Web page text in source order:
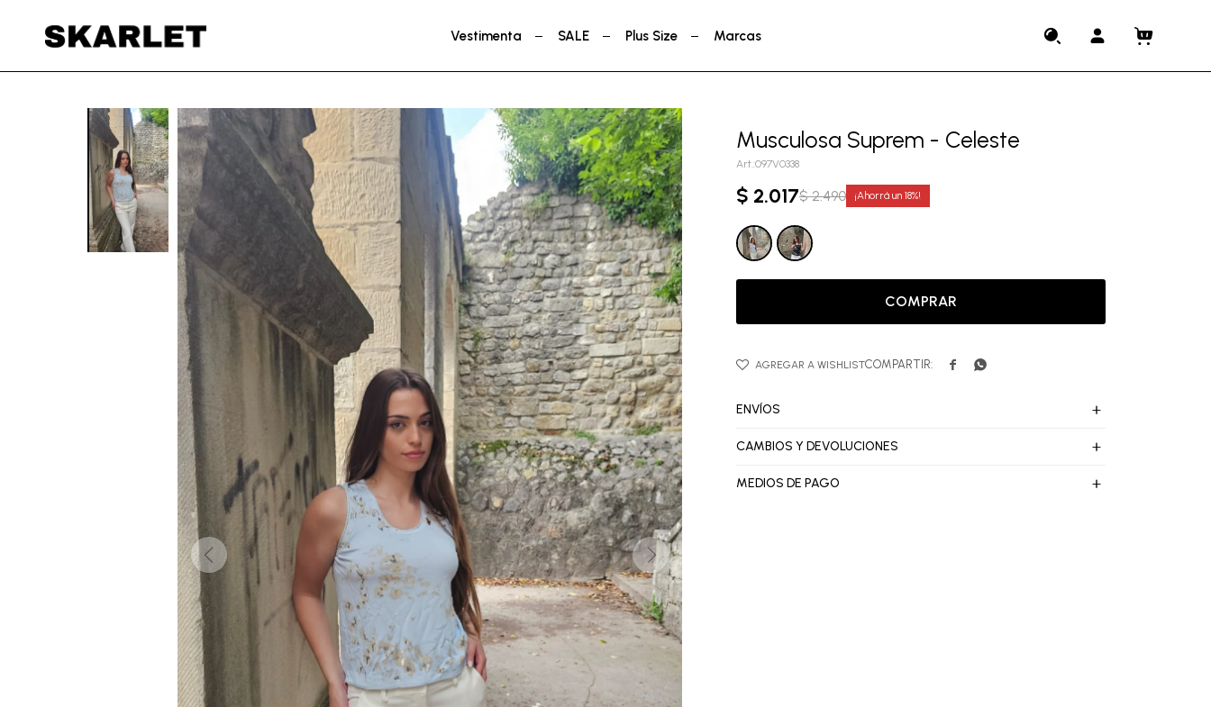
Vestimenta SALE Plus Size Marcas
Musculosa Suprem - Celeste
097V0338
$ 2.017$ 2.490 18
COMPRAR
 
ENVÍOS
CAMBIOS Y DEVOLUCIONES
MEDIOS DE PAGO